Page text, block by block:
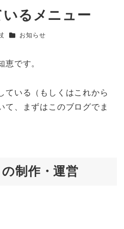
るメニュー
カテゴリー
お知らせ
です。
ている（もしくはこれから
て、まずはこのブログでま
制作・運営